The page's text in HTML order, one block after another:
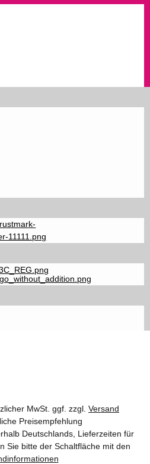
MwSt. ggf. zzgl. Versand
Preisempfehlung
Deutschlands, Lieferzeiten für
Sie bitte der Schaltfläche mit den